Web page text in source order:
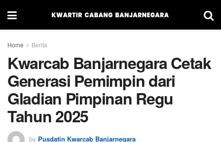
Home Berita
Kwarcab Banjarnegara Cetak
Generasi Pemimpin dari
Gladian Pimpinan Regu
Tahun 2025
by Pusdatin Kwarcab Banjarnegara